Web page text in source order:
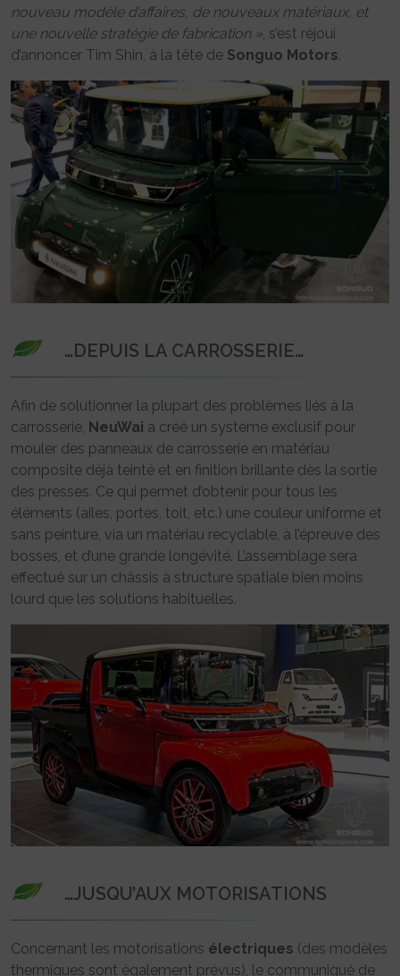
nouveau modèle d’affaires, de nouveaux matériaux, et
une nouvelle stratégie de fabrication » , s’est réjoui
d’annoncer Tim Shin, à la tête de Songuo Motors.
…DEPUIS LA CARROSSERIE…
Afin de solutionner la plupart des problèmes liés à la
carrosserie, NeuWai a créé un système exclusif pour
mouler des panneaux de carrosserie en matériau
composite déjà teinté et en finition brillante dès la sortie
des presses. Ce qui permet d’obtenir pour tous les
éléments (ailes, portes, toit, etc.) une couleur uniforme et
sans peinture, via un matériau recyclable, à l’épreuve des
bosses, et d’une grande longévité. L’assemblage sera
effectué sur un châssis à structure spatiale bien moins
lourd que les solutions habituelles.
…JUSQU’AUX MOTORISATIONS
Concernant les motorisations électriques (des modèles
thermiques sont également prévus), le communiqué de